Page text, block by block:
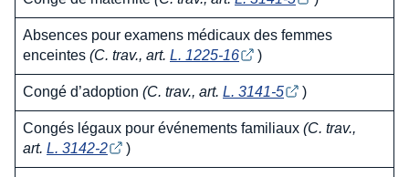
Absences pour examens médicaux des femmes
enceintes (C. trav., art. L. 1225-16 )
Congé d’adoption (C. trav., art. L. 3141-5 )
Congés légaux pour événements familiaux (C. trav.,
art. L. 3142-2 )